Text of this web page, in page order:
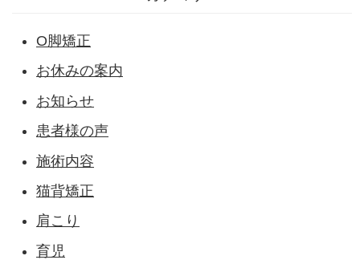
O脚矯正
お休みの案内
お知らせ
患者様の声
施術内容
猫背矯正
肩こり
育児